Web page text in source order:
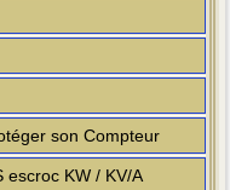
son Compteur
escroc KW / KV/A